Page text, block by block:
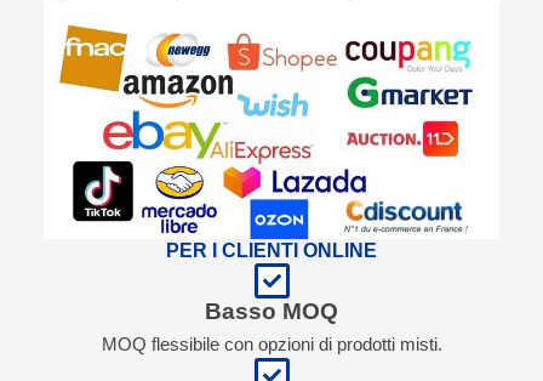
PER I CLIENTI ONLINE
Basso MOQ
MOQ flessibile con opzioni di prodotti misti.